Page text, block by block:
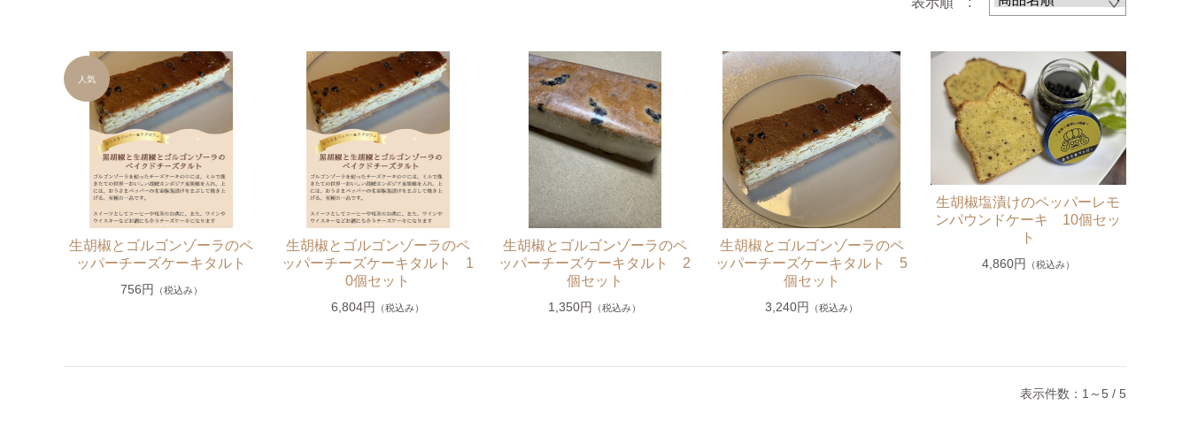
カンボジア産ドライフルーツ
カンボジア産生ハチミツ
生胡椒塩漬け・生胡椒(グリーンペッパー)などそのまま食べられる生の胡椒の実
生胡椒(グリーンペッパー）
カンボジア産生胡椒塩漬け
生胡椒とゴルゴンゾーラのペ
ッパーチーズケーキタルト
756円 （税込み）
生胡椒とゴルゴンゾーラのペ
ッパーチーズケーキタルト 1
0個セット
6,804円 （税込み）
生胡椒とゴルゴンゾーラのペ
ッパーチーズケーキタルト 2
個セット
1,350円 （税込み）
生胡椒とゴルゴンゾーラのペ
ッパーチーズケーキタルト 5
個セット
3,240円 （税込み）
生胡椒塩漬けのペッパーレモ
ンパウンドケーキ 10個セッ
ト
4,860円 （税込み）
表示件数：1～5 / 5